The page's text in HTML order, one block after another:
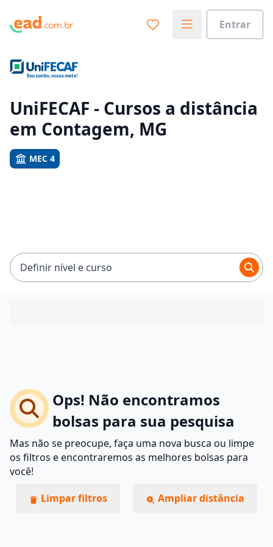
Entrar
Vamos te guiar no caminho ideal para seus estudos
Sim, já sei
UniFECAF - Cursos a distância
em Contagem, MG
MEC 4
Definir nível e curso
Ops! Não encontramos
bolsas para sua pesquisa
Mas não se preocupe, faça uma nova busca ou limpe
os filtros e encontraremos as melhores bolsas para
você!
Limpar filtros
Ampliar distância